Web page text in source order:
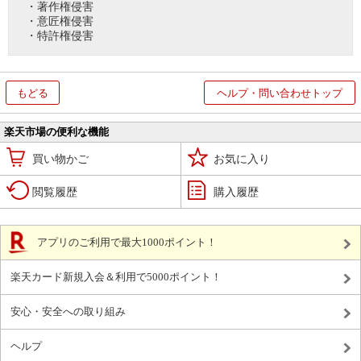
・著作権侵害
・意匠権侵害
・特許権侵害
もどる ヘルプ・問い合わせトップ
楽天市場の便利な機能
買い物かご お気に入り
閲覧履歴 購入履歴
アプリのご利用で最大1000ポイント！
楽天カード新規入会＆利用で5000ポイント！
安心・安全への取り組み
ヘルプ